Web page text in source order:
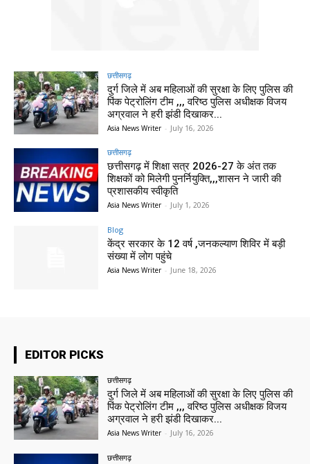
छत्तीसगढ़
दुर्ग जिले में अब महिलाओं की सुरक्षा के लिए पुलिस की
पिंक पेट्रोलिंग टीम ,,, वरिष्ठ पुलिस अधीक्षक विजय
अग्रवाल ने हरी झंडी दिखाकर...
Asia News Writer - July 16, 2026
छत्तीसगढ़
छत्तीसगढ़ में शिक्षा सत्र 2026-27 के अंत तक
शिक्षकों को मिलेगी पुनर्नियुक्ति,,,शासन ने जारी की
प्रशासकीय स्वीकृति
Asia News Writer - July 1, 2026
Blog
केंद्र सरकार के 12 वर्ष ,जनकल्याण शिविर में बड़ी
संख्या में लोग पहुंचे
Asia News Writer - June 18, 2026
EDITOR PICKS
छत्तीसगढ़
दुर्ग जिले में अब महिलाओं की सुरक्षा के लिए पुलिस की
पिंक पेट्रोलिंग टीम ,,, वरिष्ठ पुलिस अधीक्षक विजय
अग्रवाल ने हरी झंडी दिखाकर...
Asia News Writer - July 16, 2026
छत्तीसगढ़